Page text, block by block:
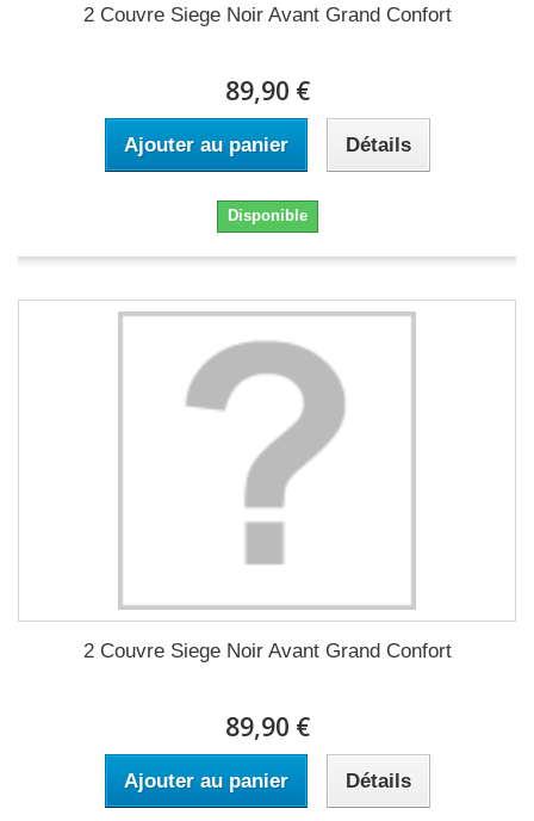
2 Couvre Siege Noir Avant Grand Confort
89,90 €
Ajouter au panier Détails
Disponible
2 Couvre Siege Noir Avant Grand Confort
89,90 €
Ajouter au panier Détails